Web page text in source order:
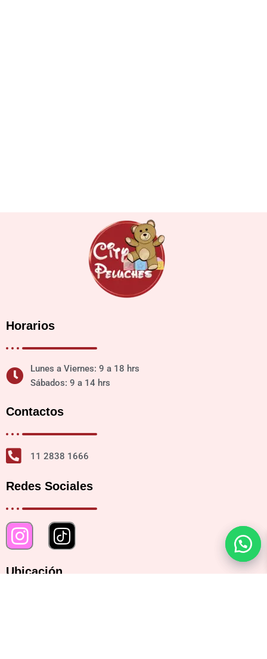
Horarios
Lunes a Viernes: 9 a 18 hrs
Sábados: 9 a 14 hrs
Contactos
11 2838 1666
Redes Sociales
Ubicación